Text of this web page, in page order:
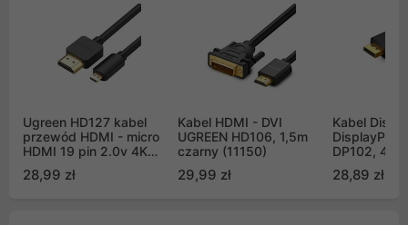
Ugreen HD127 kabel
przewód HDMI - micro
HDMI 19 pin 2.0v 4K
60Hz 30AWG 3m -
czarny (30104)
28,99 zł
Kabel HDMI - DVI
UGREEN HD106, 1,5m
czarny (11150)
29,99 zł
Kabel
DisplayPort
DP102, 4K,
(10211)
28,89 zł